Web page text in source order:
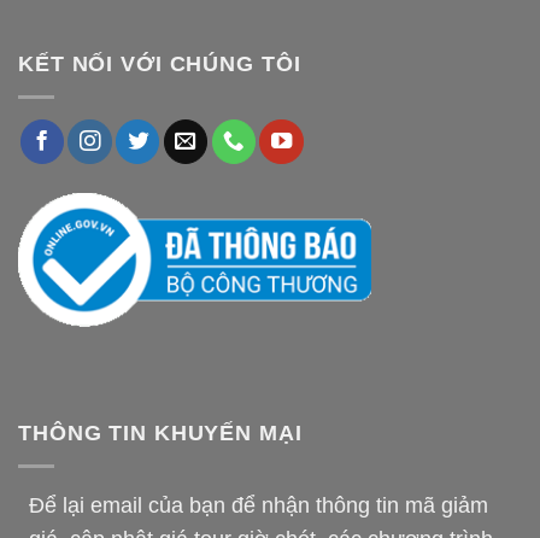
KẾT NỐI VỚI CHÚNG TÔI
THÔNG TIN KHUYẾN MẠI
Để lại email của bạn để nhận thông tin mã giảm